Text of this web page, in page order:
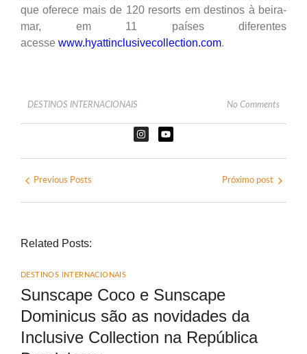
que oferece mais de 120 resorts em destinos à beira-
mar, em 11 países diferentes
acesse www.hyattinclusivecollection.com.
DESTINOS INTERNACIONAIS No Comments
Previous Posts Próximo post
Related Posts:
DESTINOS INTERNACIONAIS
Sunscape Coco e Sunscape
Dominicus são as novidades da
Inclusive Collection na República